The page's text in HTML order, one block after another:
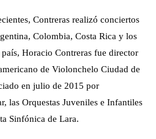
Contreras realizó conciertos
Colombia, Costa Rica y los
Horacio Contreras fue director
de Violonchelo Ciudad de
en julio de 2015 por
las Orquestas Juveniles e Infantiles
Sinfónica de Lara.